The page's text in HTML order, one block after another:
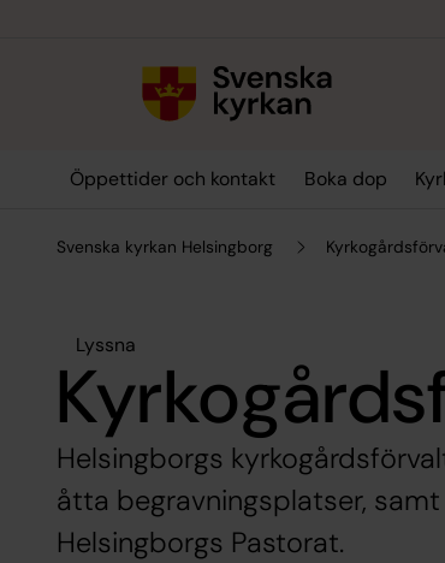
Öppettider och kontakt Boka dop
Svenska kyrkan Helsingborg
Lyssna
Helsingborgs
åtta begravningsplatser,
Helsingborgs Pastorat.